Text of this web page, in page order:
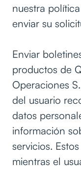
nuestra
enviar su
Enviar
productos de
Operaciones
del usuario
datos
información
servicios.
mientras el